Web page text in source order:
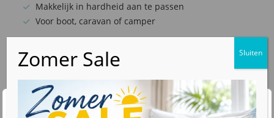
Wij waarderen uw privacy
Makkelijk in hardheid aan te passen
Voor boot, caravan of camper
Bekijk product